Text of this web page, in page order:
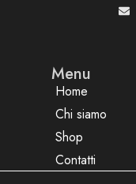
Menu
Home
Chi siamo
Shop
Contatti